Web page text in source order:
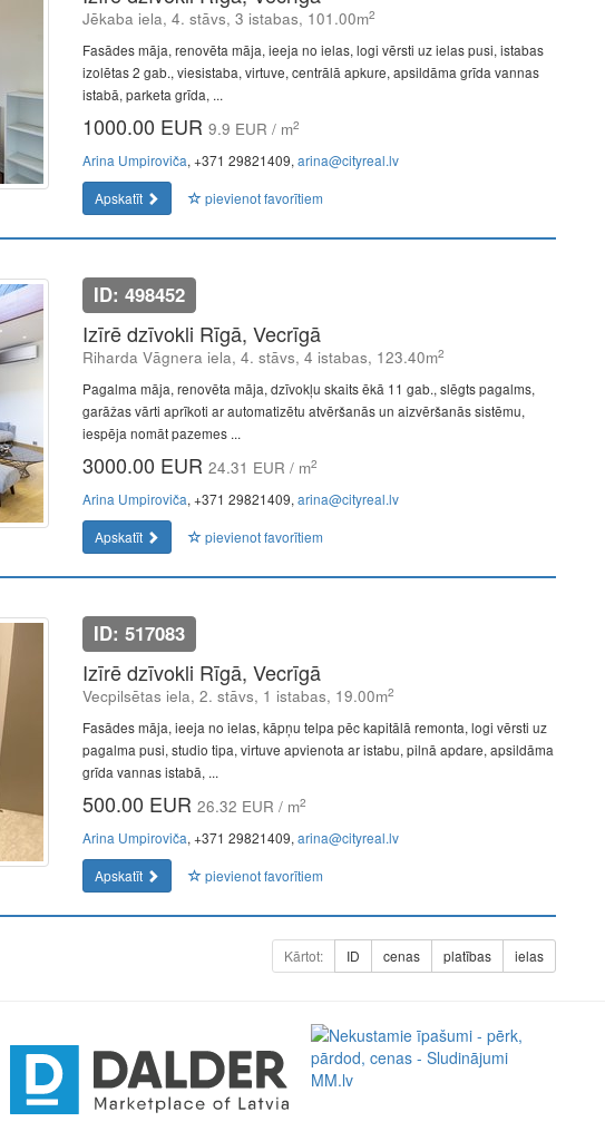
Jēkaba iela, 4. stāvs, 3 istabas, 101.00m2
Fasādes māja, renovēta māja, ieeja no ielas, logi vērsti uz ielas pusi, istabas
izolētas 2 gab., viesistaba, virtuve, centrālā apkure, apsildāma grīda vannas
istabā, parketa grīda, ...
1000.00 EUR 9.9 EUR / m2
Arina Umpiroviča, +371 29821409, arina@cityreal.lv
Apskatīt
pievienot favorītiem
ID: 498452
Izīrē dzīvokli Rīgā, Vecrīgā
Riharda Vāgnera iela, 4. stāvs, 4 istabas, 123.40m2
Pagalma māja, renovēta māja, dzīvokļu skaits ēkā 11 gab., slēgts pagalms,
garāžas vārti aprīkoti ar automatizētu atvēršanās un aizvēršanās sistēmu,
iespēja nomāt pazemes ...
3000.00 EUR 24.31 EUR / m2
Arina Umpiroviča, +371 29821409, arina@cityreal.lv
Apskatīt
pievienot favorītiem
ID: 517083
Izīrē dzīvokli Rīgā, Vecrīgā
Vecpilsētas iela, 2. stāvs, 1 istabas, 19.00m2
Fasādes māja, ieeja no ielas, kāpņu telpa pēc kapitālā remonta, logi vērsti uz
pagalma pusi, studio tipa, virtuve apvienota ar istabu, pilnā apdare, apsildāma
grīda vannas istabā, ...
500.00 EUR 26.32 EUR / m2
Arina Umpiroviča, +371 29821409, arina@cityreal.lv
Apskatīt
pievienot favorītiem
Kārtot: ID cenas platības ielas
is a perfect representative of the new era: minimal fees of only
asset movement. Full functionality in a single app.